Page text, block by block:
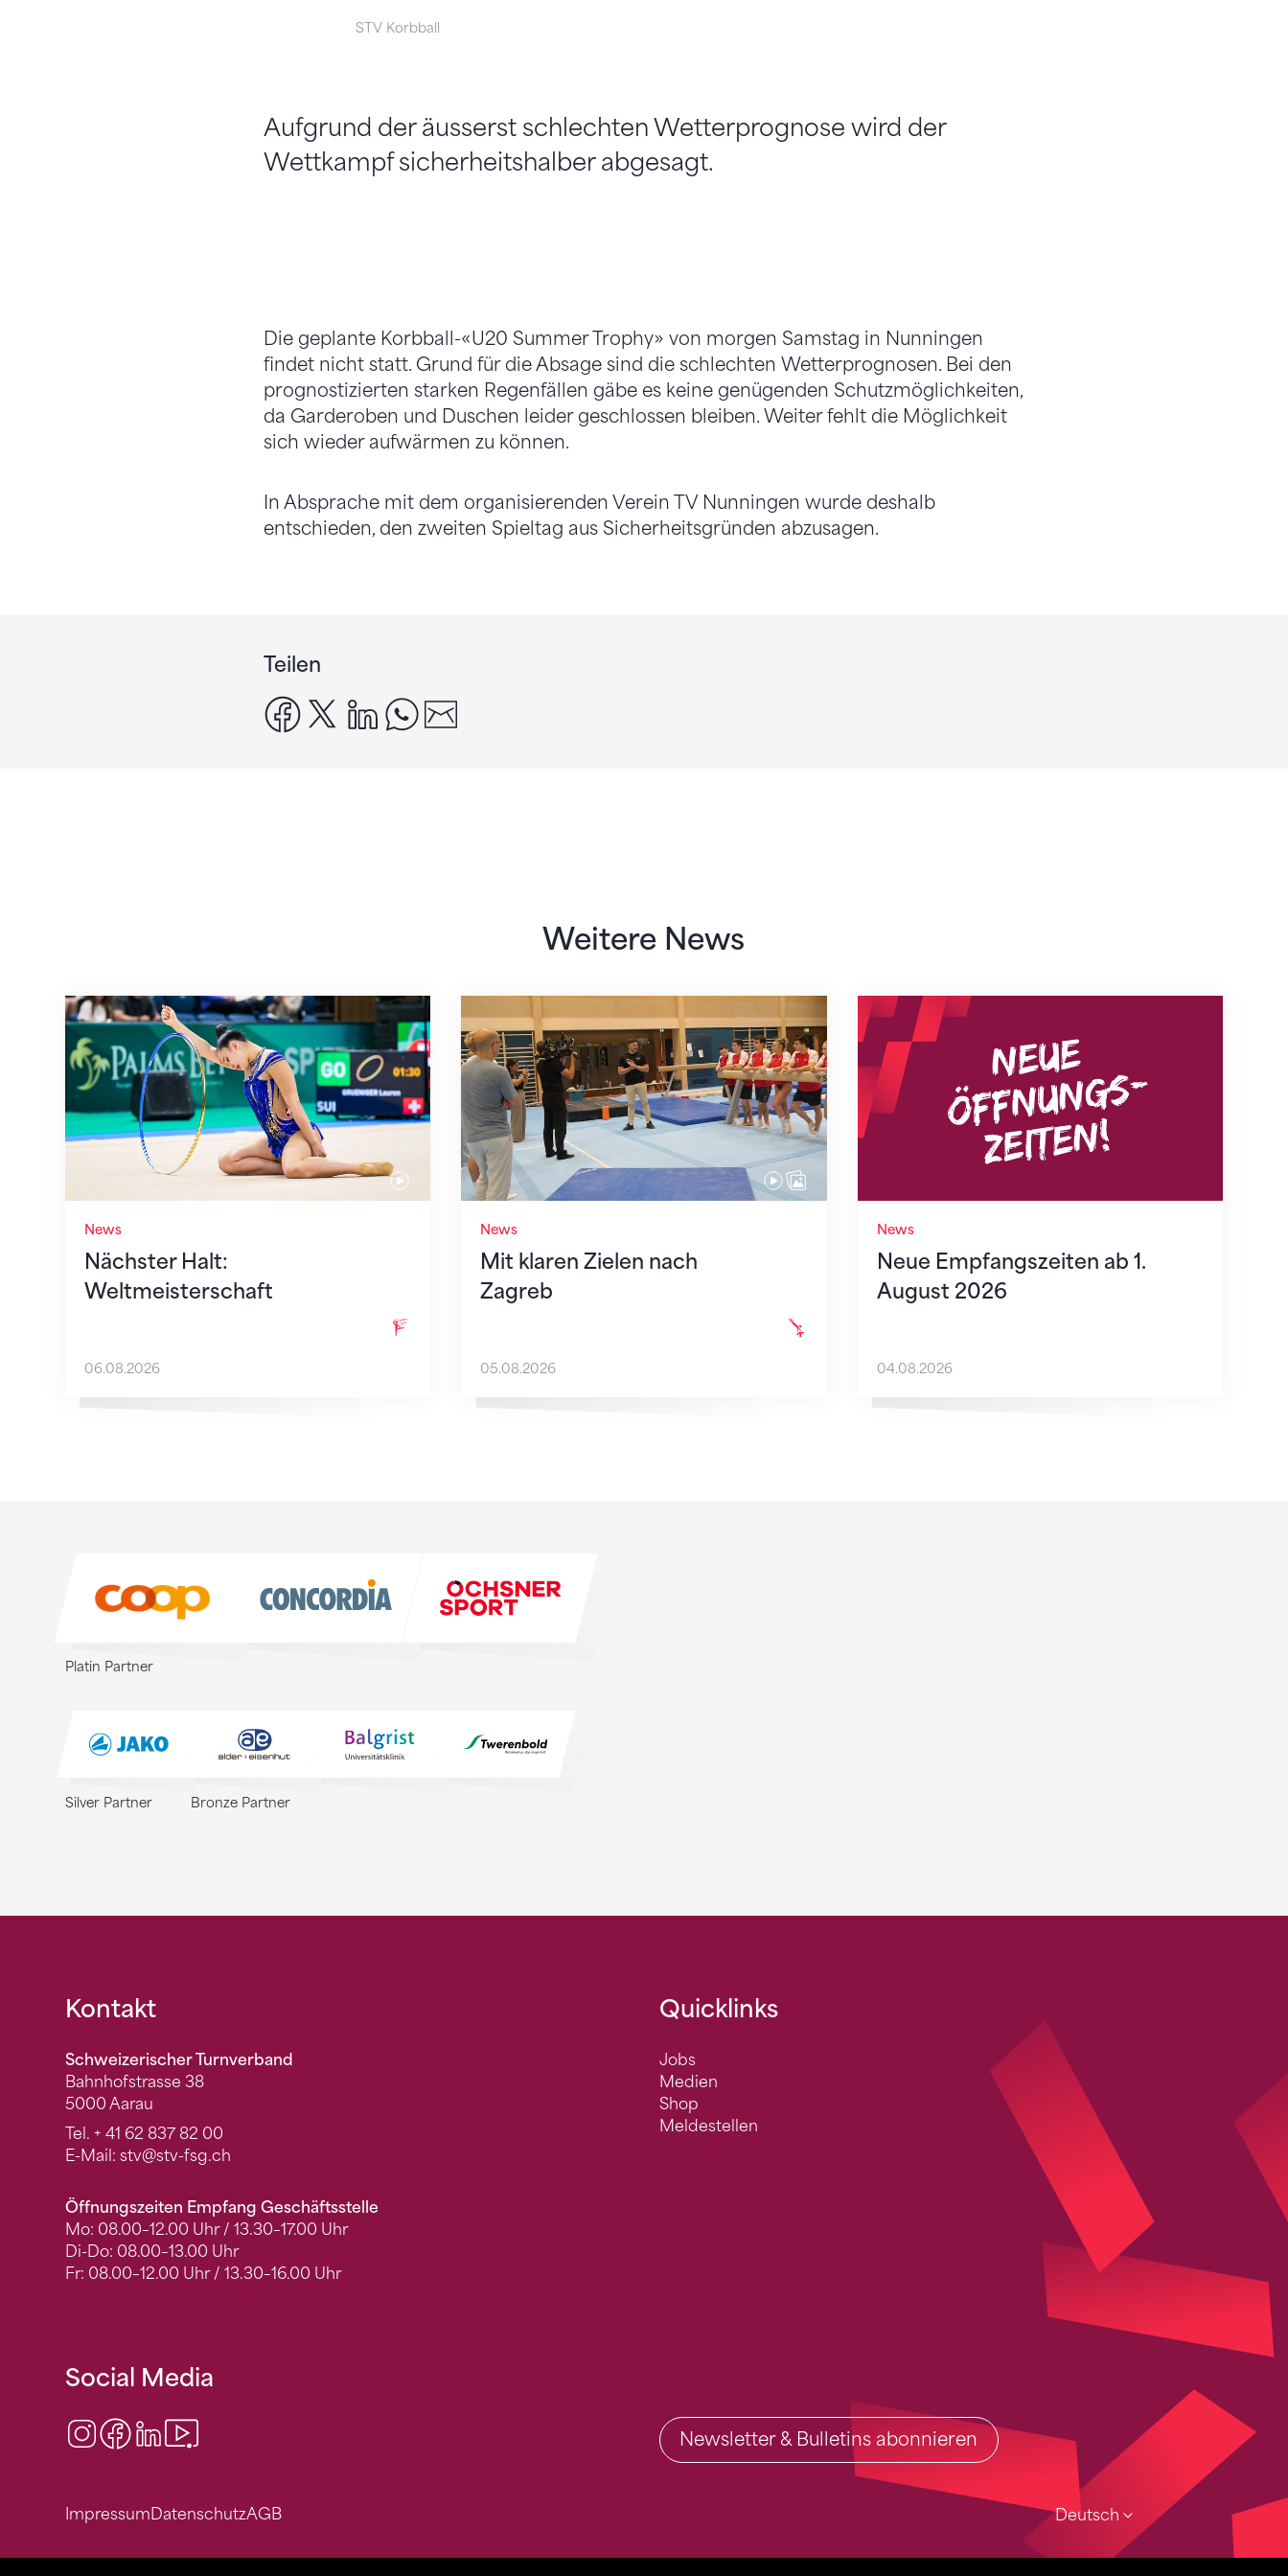
STV Korbball
Aufgrund der äusserst schlechten Wetterprognose wird der
Wettkampf sicherheitshalber abgesagt.
Die geplante Korbball-«U20 Summer Trophy» von morgen Samstag in Nunningen
findet nicht statt. Grund für die Absage sind die schlechten Wetterprognosen. Bei den
prognostizierten starken Regenfällen gäbe es keine genügenden Schutzmöglichkeiten,
da Garderoben und Duschen leider geschlossen bleiben. Weiter fehlt die Möglichkeit
sich wieder aufwärmen zu können.
In Absprache mit dem organisierenden Verein TV Nunningen wurde deshalb
entschieden, den zweiten Spieltag aus Sicherheitsgründen abzusagen.
Teilen
facebook
x linkedinwhatsapp
Weitere News
News
Nächster Halt:
Weltmeisterschaft
Nächster Halt: Weltmeisterschaft
06.08.2026
News
Mit klaren Zielen nach
Zagreb
Mit klaren Zielen nach Zagreb
05.08.2026
News
Neue Empfangszeiten ab 1.
August 2026
Neue Empfangszeiten ab 1. August 2026
04.08.2026
Platin Partner
Silver Partner Bronze Partner
Fusszeile
Kontakt
Schweizerischer Turnverband
Bahnhofstrasse 38
5000 Aarau
Tel. + 41 62 837 82 00
E-Mail: stv@stv-fsg.ch
Öffnungszeiten Empfang Geschäftsstelle
Mo: 08.00–12.00 Uhr / 13.30–17.00 Uhr
Di-Do: 08.00–13.00 Uhr
Fr: 08.00–12.00 Uhr / 13.30–16.00 Uhr
Quicklinks
Jobs
Medien
Shop
Meldestellen
Deutsch
Social Media
Instagram
Facebook
LinkedIn Newsletter & Bulletins abonnieren
ImpressumDatenschutzAGB